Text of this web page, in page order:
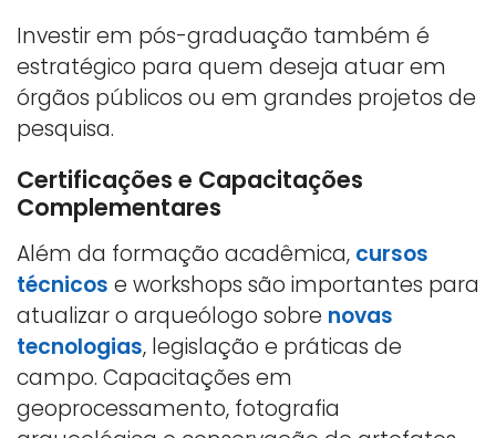
Investir em pós-graduação também é
estratégico para quem deseja atuar em
órgãos públicos ou em grandes projetos de
pesquisa.
Certificações e Capacitações
Complementares
Além da formação acadêmica, cursos
técnicos e workshops são importantes para
atualizar o arqueólogo sobre novas
tecnologias, legislação e práticas de
campo. Capacitações em
geoprocessamento, fotografia